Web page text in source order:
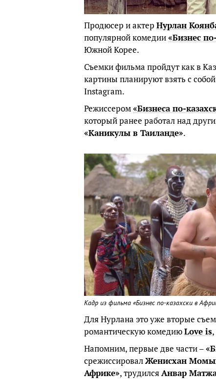
Продюсер и актер Нурлан
популярной комедии«Бизнес
Южной Корее.
Съемки фильма пройдут как в
картины планируют взять с
Instagram.
Режиссером«Бизнеса по-
который ранее работал над
«Каникулы в Таиланде».
Кадр из фильма «Бизнес по-казахски в
Для Нурлана это уже вторые
романтическую комедиюLove is
Напомним, первые две части –
срежиссировалЖенисхан
Африке», трудилсяАнвар